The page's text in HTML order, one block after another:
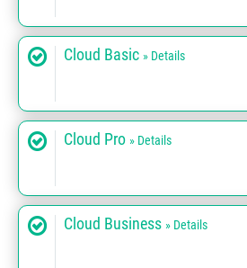
Cloud Basic » Details
Cloud Pro » Details
Cloud Business » Details